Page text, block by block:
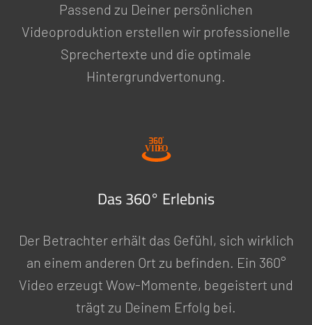
Passend zu Deiner persönlichen
Videoproduktion erstellen wir professionelle
Sprechertexte und die optimale
Hintergrundvertonung.
Das 360° Erlebnis
Der Betrachter erhält das Gefühl, sich wirklich
an einem anderen Ort zu befinden. Ein 360°
Video erzeugt Wow-Momente, begeistert und
trägt zu Deinem Erfolg bei.